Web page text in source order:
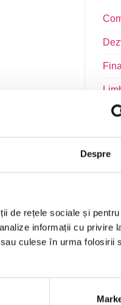
Despre
de rețele sociale și
informații cu privire
culese în urma folosirii